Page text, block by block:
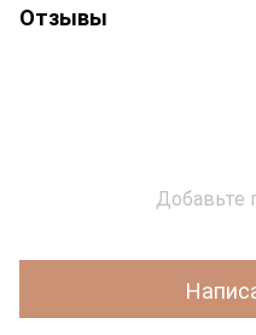
Отзывы
Добавьте